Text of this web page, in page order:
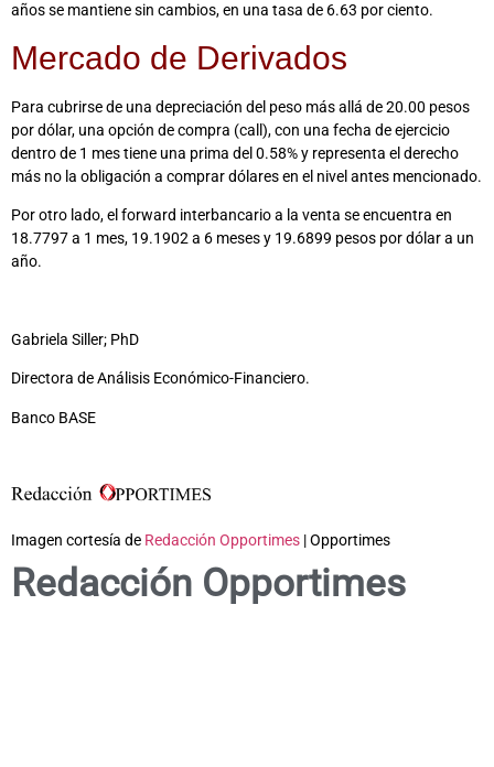
años se mantiene sin cambios, en una tasa de 6.63 por ciento.
Mercado de Derivados
Para cubrirse de una depreciación del peso más allá de 20.00 pesos
por dólar, una opción de compra (call), con una fecha de ejercicio
dentro de 1 mes tiene una prima del 0.58% y representa el derecho
más no la obligación a comprar dólares en el nivel antes mencionado.
Por otro lado, el forward interbancario a la venta se encuentra en
18.7797 a 1 mes, 19.1902 a 6 meses y 19.6899 pesos por dólar a un
año.
Gabriela Siller; PhD
Directora de Análisis Económico-Financiero.
Banco BASE
Imagen cortesía de Redacción Opportimes | Opportimes
Redacción Opportimes